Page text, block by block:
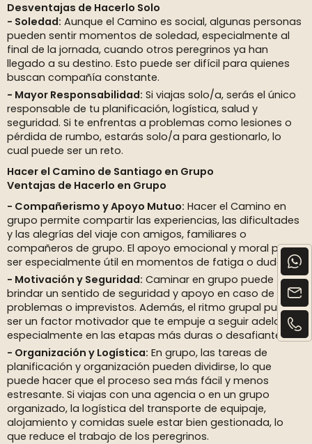
Desventajas de Hacerlo Solo
Soledad: Aunque el Camino es social, algunas personas
pueden sentir momentos de soledad, especialmente al
final de la jornada, cuando otros peregrinos ya han
llegado a su destino. Esto puede ser difícil para quienes
buscan compañía constante.
Mayor Responsabilidad: Si viajas solo/a, serás el único
responsable de tu planificación, logística, salud y
seguridad. Si te enfrentas a problemas como lesiones o
pérdida de rumbo, estarás solo/a para gestionarlo, lo
cual puede ser un reto.
Hacer el Camino de Santiago en Grupo
Ventajas de Hacerlo en Grupo
Compañerismo y Apoyo Mutuo: Hacer el Camino en
grupo permite compartir las experiencias, las dificultades
y las alegrías del viaje con amigos, familiares o
compañeros de grupo. El apoyo emocional y moral puede
ser especialmente útil en momentos de fatiga o duda.
Motivación y Seguridad: Caminar en grupo puede
brindar un sentido de seguridad y apoyo en caso de
problemas o imprevistos. Además, el ritmo grupal puede
ser un factor motivador que te empuje a seguir adelante,
especialmente en las etapas más duras o desafiantes.
Organización y Logística: En grupo, las tareas de
planificación y organización pueden dividirse, lo que
puede hacer que el proceso sea más fácil y menos
estresante. Si viajas con una agencia o en un grupo
organizado, la logística del transporte de equipaje,
alojamiento y comidas suele estar bien gestionada, lo
que reduce el trabajo de los peregrinos.